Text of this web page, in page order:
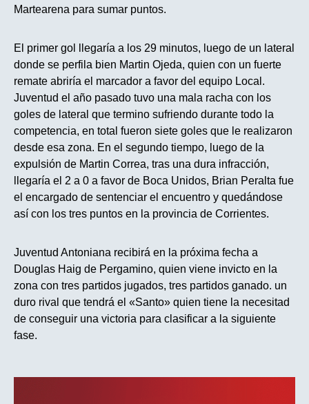
Martearena para sumar puntos.
El primer gol llegaría a los 29 minutos, luego de un lateral
donde se perfila bien Martin Ojeda, quien con un fuerte
remate abriría el marcador a favor del equipo Local.
Juventud el año pasado tuvo una mala racha con los
goles de lateral que termino sufriendo durante todo la
competencia, en total fueron siete goles que le realizaron
desde esa zona. En el segundo tiempo, luego de la
expulsión de Martin Correa, tras una dura infracción,
llegaría el 2 a 0 a favor de Boca Unidos, Brian Peralta fue
el encargado de sentenciar el encuentro y quedándose
así con los tres puntos en la provincia de Corrientes.
Juventud Antoniana recibirá en la próxima fecha a
Douglas Haig de Pergamino, quien viene invicto en la
zona con tres partidos jugados, tres partidos ganado. un
duro rival que tendrá el «Santo» quien tiene la necesitad
de conseguir una victoria para clasificar a la siguiente
fase.